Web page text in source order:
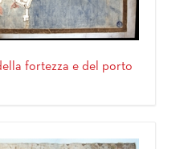
fortezza e del porto